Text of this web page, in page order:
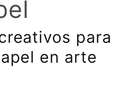
para
en arte